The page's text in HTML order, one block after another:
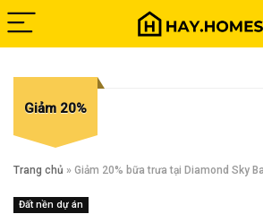
Giảm 20%
Trang chủ » Giảm 20% bữa trưa tại Diamond Sky
Đất nền dự án